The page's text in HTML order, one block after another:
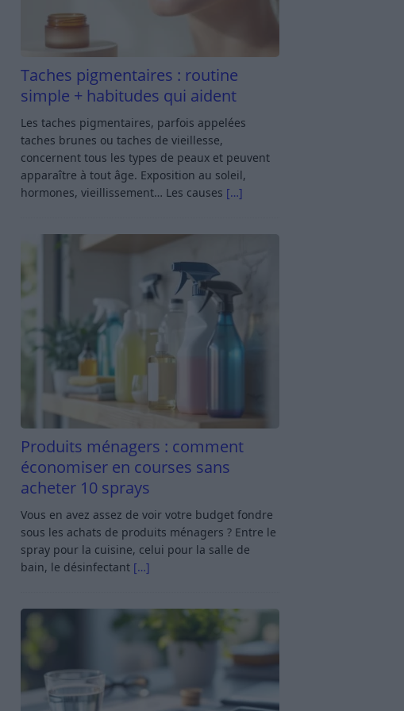
Taches pigmentaires : routine
simple + habitudes qui aident
Les taches pigmentaires, parfois appelées
taches brunes ou taches de vieillesse,
concernent tous les types de peaux et peuvent
apparaître à tout âge. Exposition au soleil,
hormones, vieillissement… Les causes […]
Produits ménagers : comment
économiser en courses sans
acheter 10 sprays
Vous en avez assez de voir votre budget fondre
sous les achats de produits ménagers ? Entre le
spray pour la cuisine, celui pour la salle de
bain, le désinfectant […]